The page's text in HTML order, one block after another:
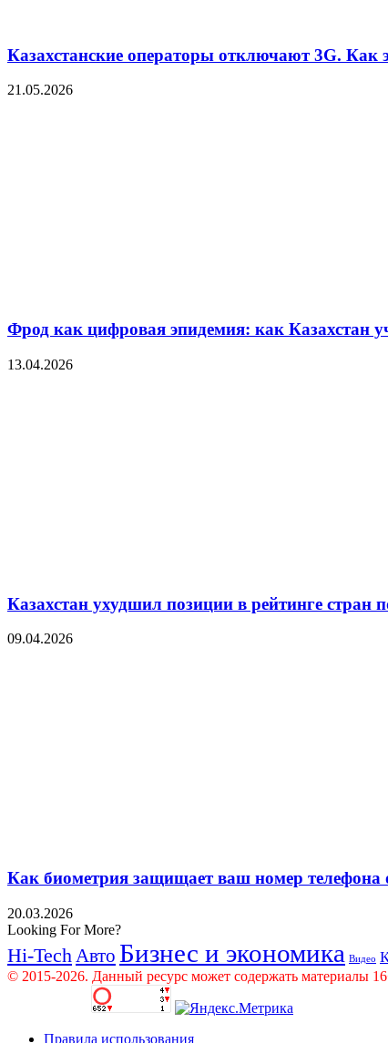
Казахстанские операторы отключают 3G. Как
21.05.2026
Фрод как цифровая эпидемия: как Казахстан
13.04.2026
Казахстан ухудшил позиции в рейтинге стран
09.04.2026
Как биометрия защищает ваш номер телефона
20.03.2026
Looking For More?
Hi-Tech Авто Бизнес и экономика Видео
© 2015-2026. Данный ресурс может содержать материалы
Правила использования